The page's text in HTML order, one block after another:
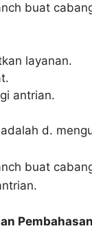
buat
layanan.
antrian.
d.
buat